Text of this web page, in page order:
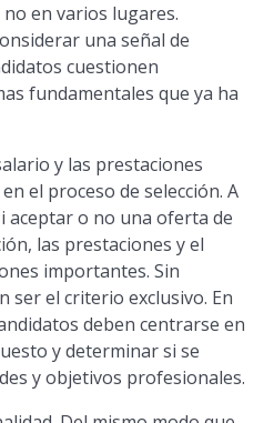
en varios lugares.
una señal de
cuestionen
fundamentales que ya ha
y las prestaciones
el proceso de selección. A
aceptar o no una oferta de
las prestaciones y el
importantes. Sin
ser el criterio exclusivo. En
deben centrarse en
y determinar si se
y objetivos profesionales.